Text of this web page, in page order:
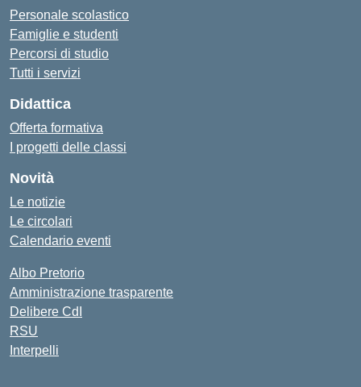
Personale scolastico
Famiglie e studenti
Percorsi di studio
Tutti i servizi
Didattica
Offerta formativa
I progetti delle classi
Novità
Le notizie
Le circolari
Calendario eventi
Albo Pretorio
Amministrazione trasparente
Delibere CdI
RSU
Interpelli